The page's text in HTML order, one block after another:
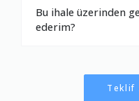
Bu ihale üzerinden
ederim?
Teklif